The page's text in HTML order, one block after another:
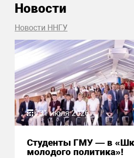
Новости
Новости ННГУ
31 июля 2026
Студенты ГМУ — в
молодого политика»!